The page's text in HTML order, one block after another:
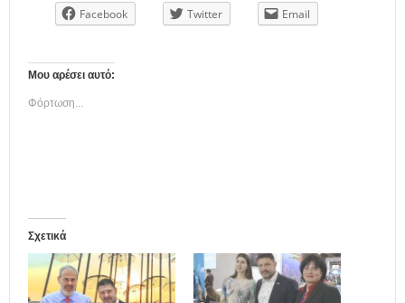
Facebook Twitter Email
Μου αρέσει αυτό:
Φόρτωση...
Σχετικά